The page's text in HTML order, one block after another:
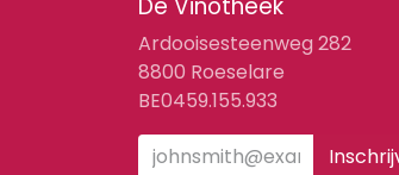
De Vinotheek
Ardooisesteenweg 282
8800 Roeselare
BE0459.155.933